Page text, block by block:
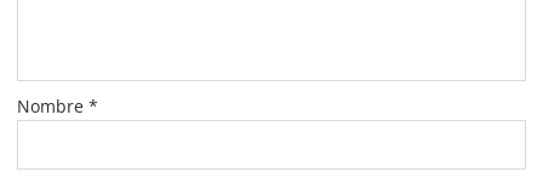
Nombre *